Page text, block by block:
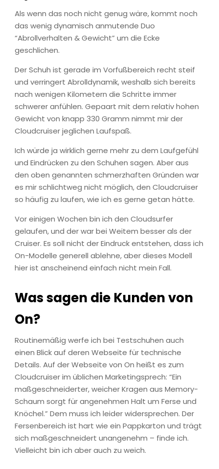
Als wenn das noch nicht genug wäre, kommt noch
das wenig dynamisch anmutende Duo
“Abrollverhalten & Gewicht” um die Ecke
geschlichen.
Der Schuh ist gerade im Vorfußbereich recht steif
und verringert Abrolldynamik, weshalb sich bereits
nach wenigen Kilometern die Schritte immer
schwerer anfühlen. Gepaart mit dem relativ hohen
Gewicht von knapp 330 Gramm nimmt mir der
Cloudcruiser jeglichen Laufspaß.
Ich würde ja wirklich gerne mehr zu dem Laufgefühl
und Eindrücken zu den Schuhen sagen. Aber aus
den oben genannten schmerzhaften Gründen war
es mir schlichtweg nicht möglich, den Cloudcruiser
so häufig zu laufen, wie ich es gerne getan hätte.
Vor einigen Wochen bin ich den Cloudsurfer
gelaufen, und der war bei Weitem besser als der
Cruiser. Es soll nicht der Eindruck entstehen, dass ich
On-Modelle generell ablehne, aber dieses Modell
hier ist anscheinend einfach nicht mein Fall.
Was sagen die Kunden von
On?
Routinemäßig werfe ich bei Testschuhen auch
einen Blick auf deren Webseite für technische
Details. Auf der Webseite von On heißt es zum
Cloudcruiser im üblichen Marketingsprech: “Ein
maßgeschneiderter, weicher Kragen aus Memory-
Schaum sorgt für angenehmen Halt um Ferse und
Knöchel.” Dem muss ich leider widersprechen. Der
Fersenbereich ist hart wie ein Pappkarton und trägt
sich maßgeschneidert unangenehm – finde ich.
Vielleicht bin ich aber auch zu weich.